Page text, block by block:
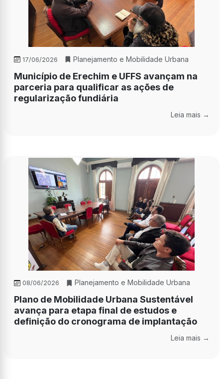
17/06/2026 Planejamento e Mobilidade Urbana
Município de Erechim e UFFS avançam na
parceria para qualificar as ações de
regularização fundiária
Leia mais →
08/06/2026 Planejamento e Mobilidade Urbana
Plano de Mobilidade Urbana Sustentável
avança para etapa final de estudos e
definição do cronograma de implantação
Leia mais →